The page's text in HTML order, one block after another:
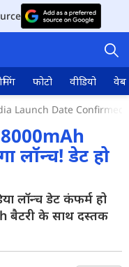
फोटो वीडियो वेब
Launch Date
लॉन्च! डेट हो
लॉन्च डेट कंफर्म हो
बैटरी के साथ दस्तक